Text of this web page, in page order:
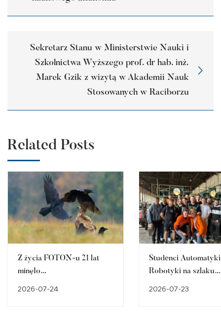
Sekretarz Stanu w Ministerstwie Nauki i
Szkolnictwa Wyższego prof. dr hab. inż.
Marek Gzik z wizytą w Akademii Nauk
Stosowanych w Raciborzu
Related Posts
Z życia FOTON-u 21 lat
minęło…
2026-07-24
Studenci
Robotyki na szlaku
2026-07-23